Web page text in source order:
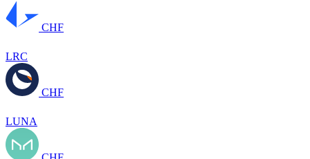
CHF
LRC
CHF
LUNA